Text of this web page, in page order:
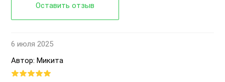
Оставить отзыв
6 июля 2025
Автор: Микита